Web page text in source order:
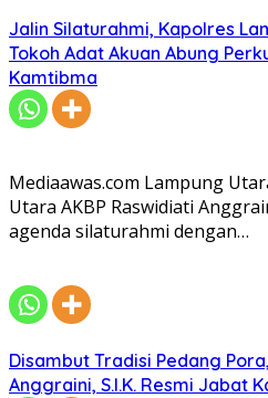
Jalin Silaturahmi, Kapolres
Tokoh Adat Akuan Abung
Kamtibma
Mediaawas.com Lampung
Utara AKBP Raswidiati
agenda silaturahmi dengan…
Disambut Tradisi Pedang
Anggraini, S.I.K. Resmi Jabat